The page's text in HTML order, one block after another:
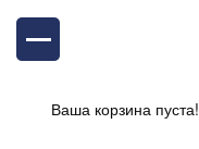
Ваша корзина пуста!